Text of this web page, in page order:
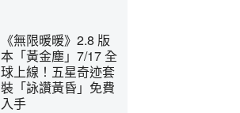
《無限暖暖》2.8 版
本「黃金塵」7/17 全
球上線！五星奇迹套
裝「詠讚黃昏」免費
入手